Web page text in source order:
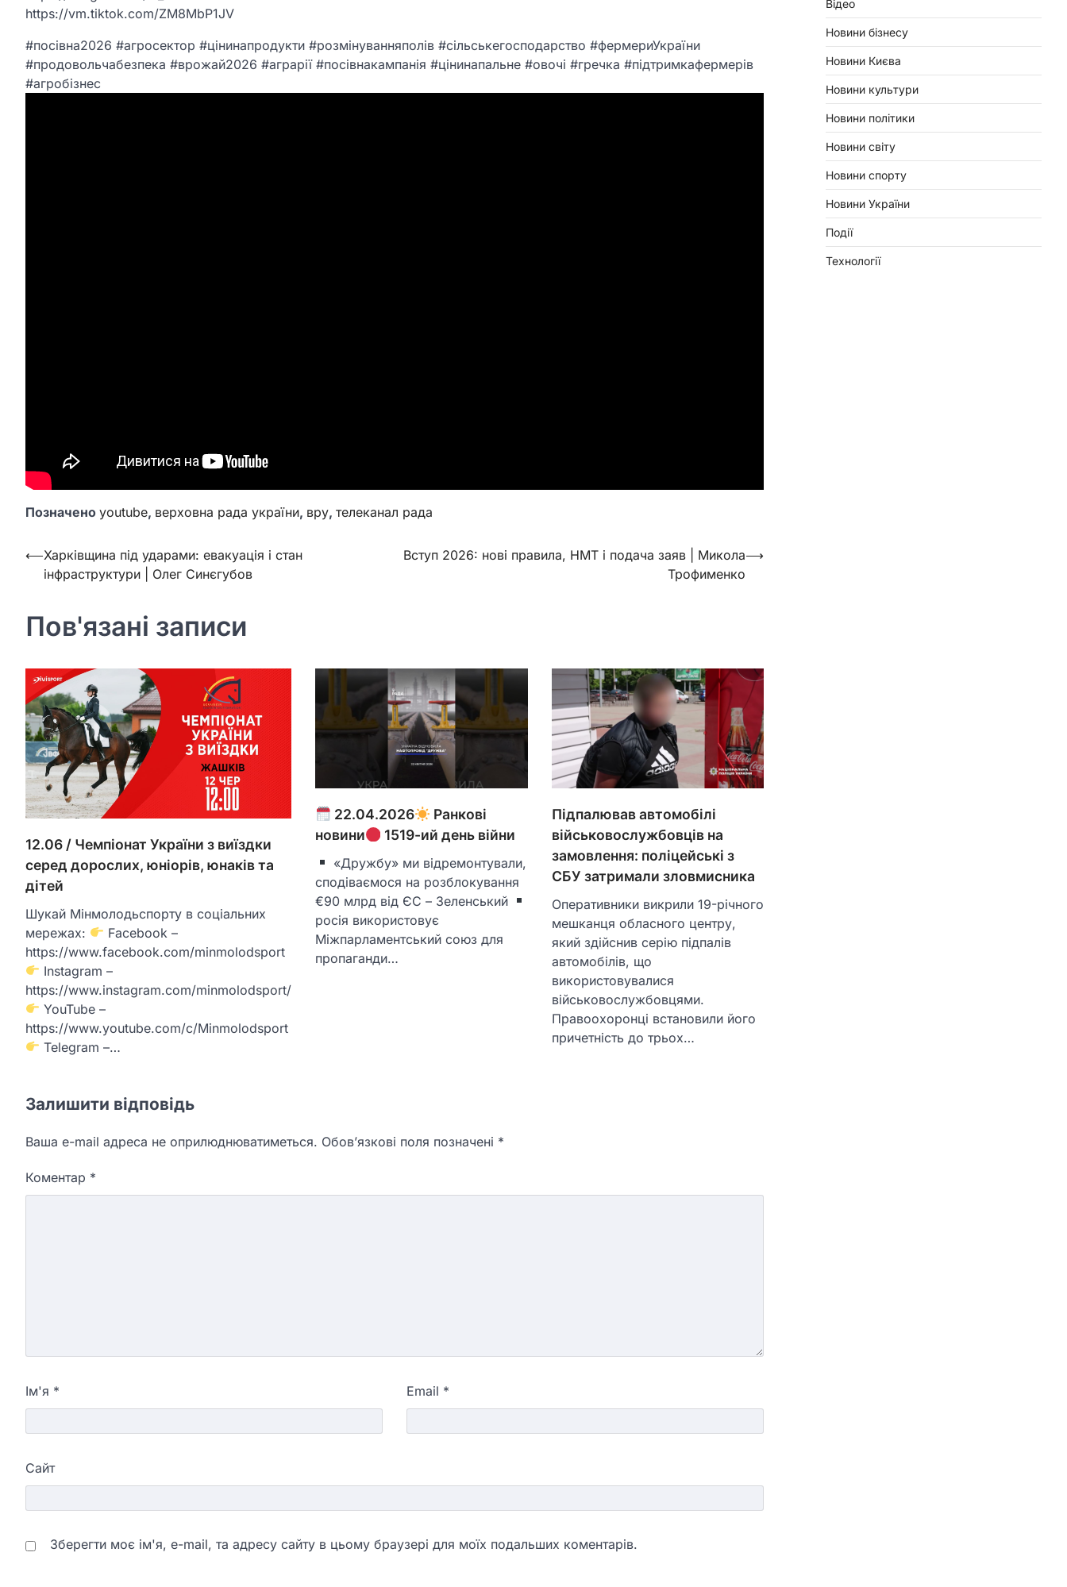
https://vm.tiktok.com/ZM8MbP1JV
#посівна2026 #агросектор #цінинапродукти #розмінуванняполів #сільськегосподарство #фермериУкраїни
#продовольчабезпека #врожай2026 #аграрії #посівнакампанія #цінинапальне #овочі #гречка #підтримкафермерів
#агробізнес
Позначено youtube, верховна рада україни, вру, телеканал рада
Навігація
записів
⟵Харківщина під ударами: евакуація і стан
інфраструктури | Олег Синєгубов
Вступ 2026: нові правила, НМТ і подача заяв | Микола
Трофименко
⟶
Пов'язані записи
12.06 / Чемпіонат України з виїздки
серед дорослих, юніорів, юнаків та
дітей
Шукай Мінмолодьспорту в соціальних
мережах:
Facebook –
https://www.facebook.com/minmolodsport
Instagram –
https://www.instagram.com/minmolodsport/
YouTube –
https://www.youtube.com/c/Minmolodsport
Telegram –…
22.04.2026
Ранкові
новини
1519-ий день війни
«Дружбу» ми відремонтували,
сподіваємося на розблокування
€90 млрд від ЄС – Зеленський
росія використовує
Міжпарламентський союз для
пропаганди…
Підпалював автомобілі
військовослужбовців на
замовлення: поліцейські з
СБУ затримали зловмисника
Оперативники викрили 19-річного
мешканця обласного центру,
який здійснив серію підпалів
автомобілів, що
використовувалися
військовослужбовцями.
Правоохоронці встановили його
причетність до трьох…
Залишити відповідь
Ваша e-mail адреса не оприлюднюватиметься. Обов’язкові поля позначені *
Коментар *
Ім'я * Email *
Сайт
Зберегти моє ім'я, e-mail, та адресу сайту в цьому браузері для моїх подальших коментарів.
Відео
Новини бізнесу
Новини Києва
Новини культури
Новини політики
Новини світу
Новини спорту
Новини України
Події
Технології